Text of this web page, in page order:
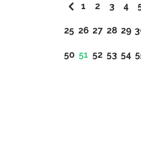
1 2 3 4
25 26 27 28 29
50 51 52 53 54